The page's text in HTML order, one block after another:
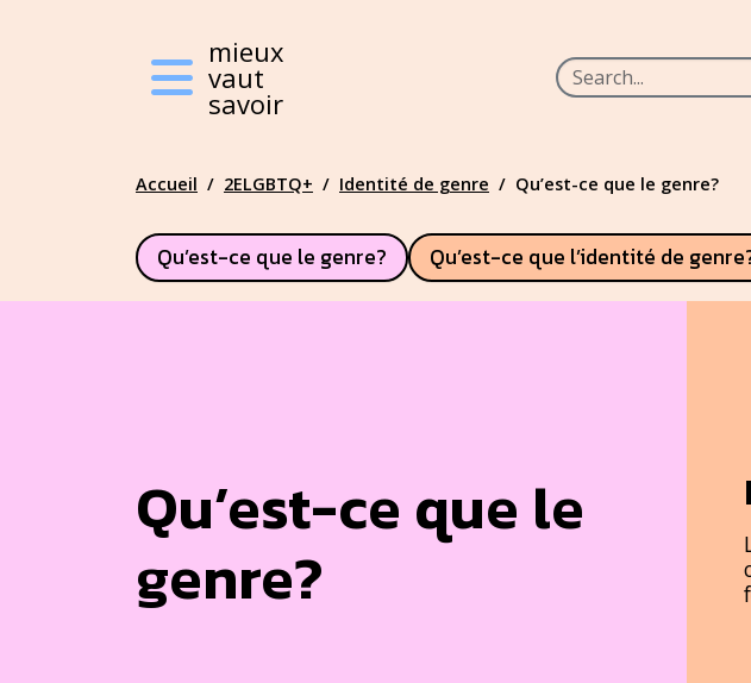
Mieux vaut savoir
mieux
vaut
savoir
Featured Top
Accueil 2ELGBTQ+ Identité de genre Qu’est-ce que le genre?
Qu’est-ce que le genre? Qu’est-ce que l’identité de
Qu’est-ce que le
genre?